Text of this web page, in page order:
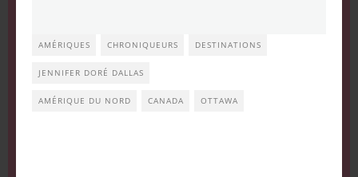
AMÉRIQUES CHRONIQUEURS DESTINATIONS
JENNIFER DORÉ DALLAS
AMÉRIQUE DU NORD CANADA OTTAWA